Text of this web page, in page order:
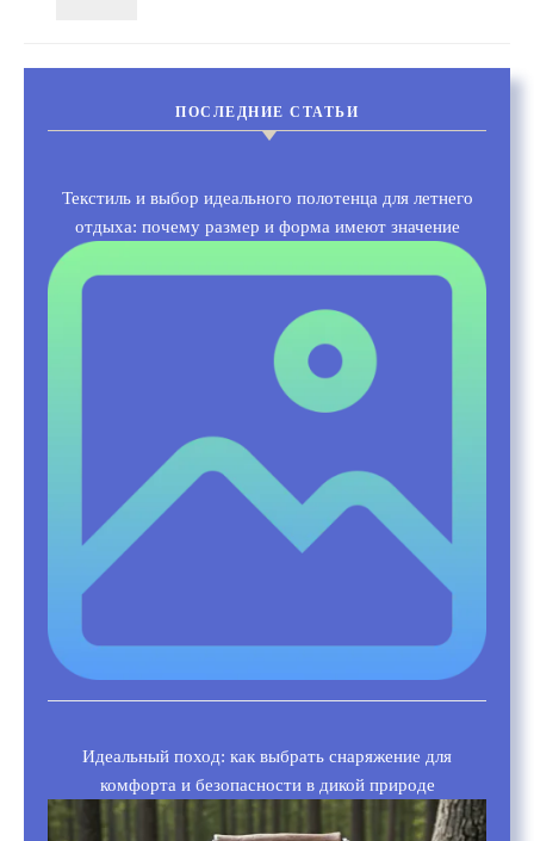
ПОСЛЕДНИЕ СТАТЬИ
Текстиль и выбор идеального полотенца для летнего
отдыха: почему размер и форма имеют значение
Идеальный поход: как выбрать снаряжение для
комфорта и безопасности в дикой природе